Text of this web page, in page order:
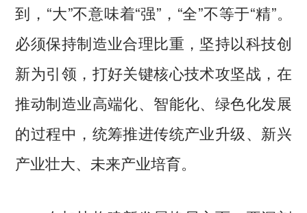
到，“大”不意味着“强”，“全”不等于“精”。
必须保持制造业合理比重，坚持以科技创
新为引领，打好关键核心技术攻坚战，在
推动制造业高端化、智能化、绿色化发展
的过程中，统筹推进传统产业升级、新兴
产业壮大、未来产业培育。